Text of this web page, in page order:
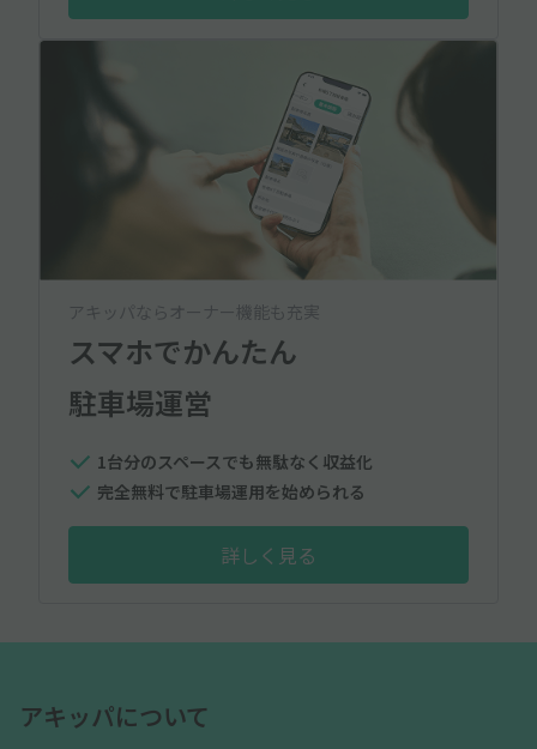
アキッパならオーナー機能も充実
スマホでかんたん
駐車場運営
1台分のスペースでも無駄なく収益化
完全無料で駐車場運用を始められる
詳しく見る
アキッパについて